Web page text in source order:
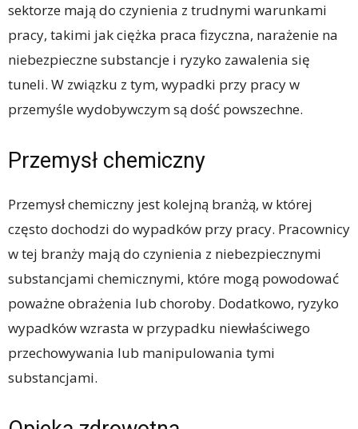
sektorze mają do czynienia z trudnymi warunkami
pracy, takimi jak ciężka praca fizyczna, narażenie na
niebezpieczne substancje i ryzyko zawalenia się
tuneli. W związku z tym, wypadki przy pracy w
przemyśle wydobywczym są dość powszechne.
Przemysł chemiczny
Przemysł chemiczny jest kolejną branżą, w której
często dochodzi do wypadków przy pracy. Pracownicy
w tej branży mają do czynienia z niebezpiecznymi
substancjami chemicznymi, które mogą powodować
poważne obrażenia lub choroby. Dodatkowo, ryzyko
wypadków wzrasta w przypadku niewłaściwego
przechowywania lub manipulowania tymi
substancjami.